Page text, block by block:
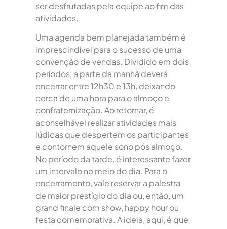
ser desfrutadas pela equipe ao fim das
atividades.
Uma agenda bem planejada também é
imprescindível para o sucesso de uma
convenção de vendas. Dividido em dois
períodos, a parte da manhã deverá
encerrar entre 12h30 e 13h, deixando
cerca de uma hora para o almoço e
confraternização. Ao retornar, é
aconselhável realizar atividades mais
lúdicas que despertem os participantes
e contornem aquele sono pós almoço.
No período da tarde, é interessante fazer
um intervalo no meio do dia. Para o
encerramento, vale reservar a palestra
de maior prestígio do dia ou, então, um
grand finale com show, happy hour ou
festa comemorativa. A ideia, aqui, é que